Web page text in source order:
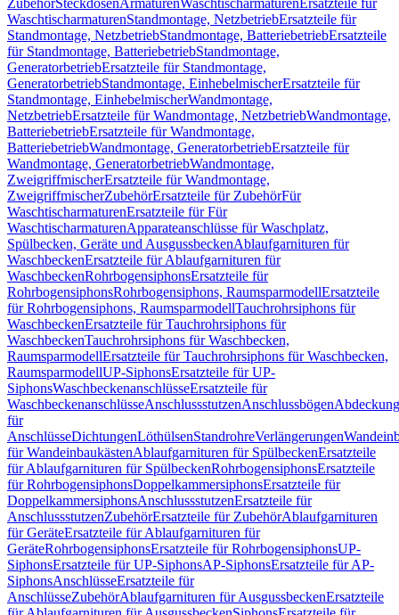
ZubehörSteckdosenArmaturenWaschtischarmaturen Ersatzteile für
WaschtischarmaturenStandmontage, NetzbetriebErsatzteile für
Standmontage, NetzbetriebStandmontage, BatteriebetriebErsatzteile
für Standmontage, BatteriebetriebStandmontage,
GeneratorbetriebErsatzteile für Standmontage,
GeneratorbetriebStandmontage, EinhebelmischerErsatzteile für
Standmontage, EinhebelmischerWandmontage,
NetzbetriebErsatzteile für Wandmontage, NetzbetriebWandmontage,
BatteriebetriebErsatzteile für Wandmontage,
BatteriebetriebWandmontage, GeneratorbetriebErsatzteile für
Wandmontage, GeneratorbetriebWandmontage,
ZweigriffmischerErsatzteile für Wandmontage,
ZweigriffmischerZubehörErsatzteile für ZubehörFür
WaschtischarmaturenErsatzteile für Für
WaschtischarmaturenApparateanschlüsse für Waschplatz,
Spülbecken, Geräte und AusgussbeckenAblaufgarnituren für
WaschbeckenErsatzteile für Ablaufgarnituren für
WaschbeckenRohrbogensiphonsErsatzteile für
RohrbogensiphonsRohrbogensiphons, RaumsparmodellErsatzteile
für Rohrbogensiphons, RaumsparmodellTauchrohrsiphons für
WaschbeckenErsatzteile für Tauchrohrsiphons für
WaschbeckenTauchrohrsiphons für Waschbecken,
RaumsparmodellErsatzteile für Tauchrohrsiphons für Waschbecken,
RaumsparmodellUP-SiphonsErsatzteile für UP-
SiphonsWaschbeckenanschlüsseErsatzteile für
WaschbeckenanschlüsseAnschlussstutzenAnschlussbögen
für
AnschlüsseDichtungenLöthülsenStandrohreVerlängerungen
für WandeinbaukästenAblaufgarnituren für SpülbeckenErsatzteile
für Ablaufgarnituren für SpülbeckenRohrbogensiphonsErsatzteile
für RohrbogensiphonsDoppelkammersiphonsErsatzteile für
DoppelkammersiphonsAnschlussstutzenErsatzteile für
AnschlussstutzenZubehörErsatzteile für ZubehörAblaufgarnituren
für GeräteErsatzteile für Ablaufgarnituren für
GeräteRohrbogensiphonsErsatzteile für RohrbogensiphonsUP-
SiphonsErsatzteile für UP-SiphonsAP-SiphonsErsatzteile für AP-
SiphonsAnschlüsseErsatzteile für
AnschlüsseZubehörAblaufgarnituren für AusgussbeckenErsatzteile